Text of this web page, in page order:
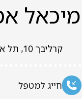
מיכאל
קרליבך 10, תל אביב - יפו
חייג למטפל